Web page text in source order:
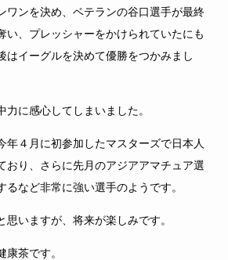
ワンを決め、ベテランの谷口選手が最終
い、プレッシャーをかけられていたにも
はイーグルを決めて優勝をつかみまし
力に感心してしまいました。
年４月に初参加したマスターズで日本人
おり、さらに先月のアジアアマチュア選
るなど非常に強い選手のようです。
思いますが、将来が楽しみです。
康茶です。